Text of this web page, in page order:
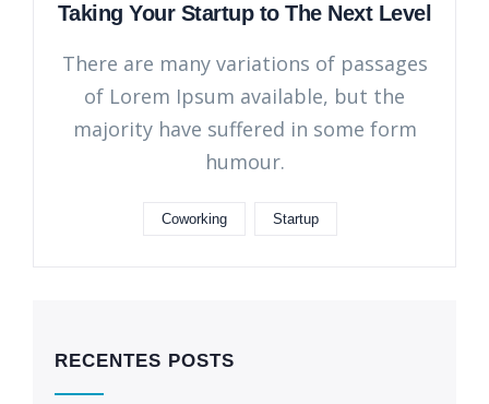
Taking Your Startup to The Next Level
There are many variations of passages
of Lorem Ipsum available, but the
majority have suffered in some form
humour.
Coworking Startup
RECENTES POSTS